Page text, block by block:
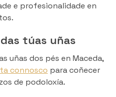
e profesionalidade en
túas uñas
uñas dos pés en Maceda,
connosco para coñecer
de podoloxía.